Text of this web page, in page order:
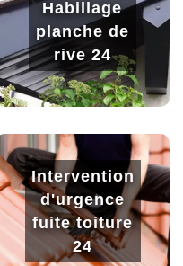
Habillage
planche de
rive 24
Intervention
d'urgence
fuite toiture
24